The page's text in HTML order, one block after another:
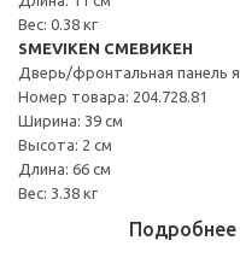
Вес: 0.38 кг
SMEVIKEN СМЕВИКЕН
Дверь/фронтальная панель
Номер товара: 204.728.81
Ширина: 39 см
Высота: 2 см
Длина: 66 см
Вес: 3.38 кг
Подробнее